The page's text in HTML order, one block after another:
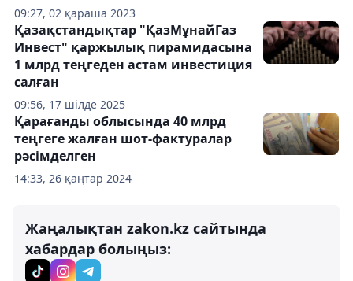
09:27, 02 қараша 2023
09:56, 17 шілде 2025
Қазақстандықтар "ҚазМұнайГаз
Инвест" қаржылық пирамидасына
1 млрд теңгеден астам инвестиция
салған
14:33, 26 қаңтар 2024
Қарағанды ​​облысында 40 млрд
теңгеге жалған шот-фактуралар
рәсімделген
Жаңалықтан zakon.kz сайтында
хабардар болыңыз: